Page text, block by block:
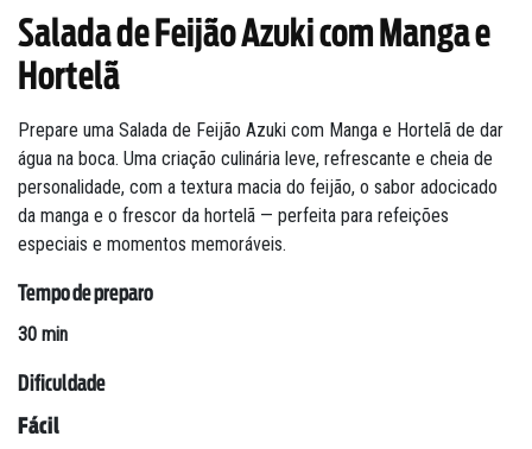
Salada de Feijão Azuki com Manga e
Hortelã
Prepare uma Salada de Feijão Azuki com Manga e Hortelã de dar
água na boca. Uma criação culinária leve, refrescante e cheia de
personalidade, com a textura macia do feijão, o sabor adocicado
da manga e o frescor da hortelã — perfeita para refeições
especiais e momentos memoráveis.
Tempo de preparo
30 min
Dificuldade
Fácil